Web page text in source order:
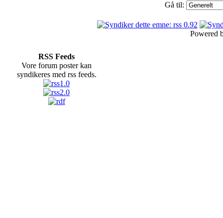
Gå til:
Powered
RSS Feeds
Vore forum poster kan
syndikeres med rss feeds.